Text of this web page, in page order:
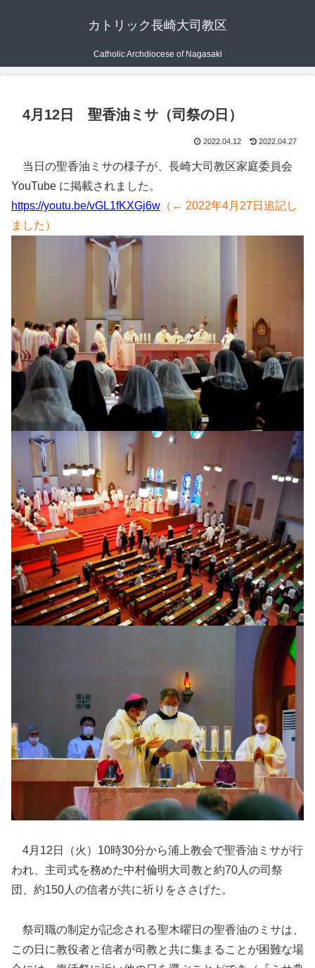
カトリック長崎大司教区
Catholic Archdiocese of Nagasaki
4月12日 聖香油ミサ（司祭の日）
2022.04.12 2022.04.27
当日の聖香油ミサの様子が、長崎大司教区家庭委員会
YouTube に掲載されました。
https://youtu.be/vGL1fKXGj6w （← 2022年4月27日追記し
ました）
4月12日（火）10時30分から浦上教会で聖香油ミサが行
われ、主司式を務めた中村倫明大司教と約70人の司祭
団、約150人の信者が共に祈りをささげた。
祭司職の制定が記念される聖木曜日の聖香油のミサは、
この日に教役者と信者が司教と共に集まることが困難な場